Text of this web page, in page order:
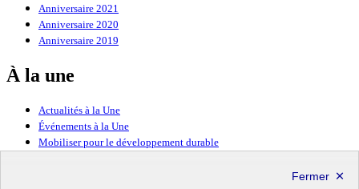
Anniversaire 2021
Anniversaire 2020
Anniversaire 2019
À la une
Actualités à la Une
Événements à la Une
Mobiliser pour le développement durable